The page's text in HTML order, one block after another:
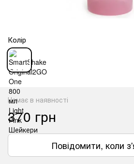
Колір
Немає в наявності
370 грн
Повідомити, коли